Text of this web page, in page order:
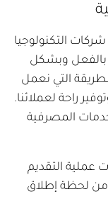
التكنولوجيا
بالفعل وبشكل
التي نعمل
راحة لعملائنا.
المصرفية
عملية التقديم
من لحظة إطلاق